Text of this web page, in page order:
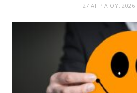
27 ΑΠΡΙΛΊΟΥ, 2026